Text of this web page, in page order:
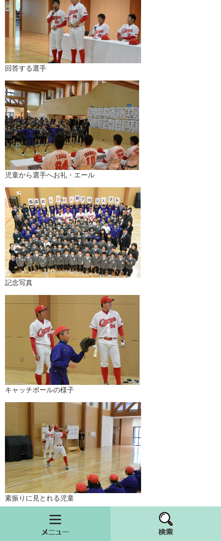
検索
回答する選手
児童から選手へお礼・エール
記念写真
キャッチボールの様子
素振りに見とれる児童